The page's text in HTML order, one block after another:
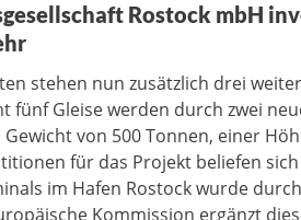
Rostock mbH
stehen nun zusätzlich drei
fünf Gleise werden durch zwei
von 500 Tonnen, einer
für das Projekt beliefen
im Hafen Rostock wurde
Kommission ergänzt